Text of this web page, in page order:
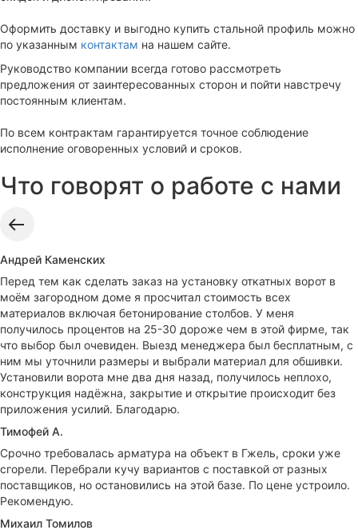
Оформить доставку и выгодно купить стальной профиль можно
по указанным контактам на нашем сайте.
Руководство компании всегда готово рассмотреть
предложения от заинтересованных сторон и пойти навстречу
постоянным клиентам.
По всем контрактам гарантируется точное соблюдение
исполнение оговоренных условий и сроков.
Что говорят о работе с нами
Андрей Каменских
Перед тем как сделать заказ на установку откатных ворот в
моём загородном доме я просчитал стоимость всех
материалов включая бетонирование столбов. У меня
получилось процентов на 25-30 дороже чем в этой фирме, так
что выбор был очевиден. Выезд менеджера был бесплатным, с
ним мы уточнили размеры и выбрали материал для обшивки.
Установили ворота мне два дня назад, получилось неплохо,
конструкция надёжна, закрытие и открытие происходит без
приложения усилий. Благодарю.
Тимофей А.
Срочно требовалась арматура на объект в Гжель, сроки уже
сгорели. Перебрали кучу вариантов с поставкой от разных
поставщиков, но остановились на этой базе. По цене устроило.
Рекомендую.
Михаил Томилов